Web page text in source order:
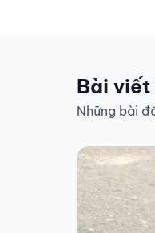
Bài viết
Những bài